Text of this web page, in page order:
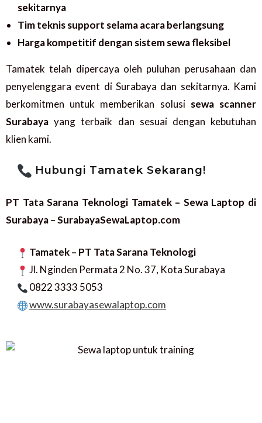
sekitarnya
Tim teknis support selama acara berlangsung
Harga kompetitif dengan sistem sewa fleksibel
Tamatek telah dipercaya oleh puluhan perusahaan dan
penyelenggara event di Surabaya dan sekitarnya. Kami
berkomitmen untuk memberikan solusi sewa scanner
Surabaya yang terbaik dan sesuai dengan kebutuhan
klien kami.
Hubungi Tamatek Sekarang!
PT Tata Sarana Teknologi Tamatek – Sewa Laptop di
Surabaya – SurabayaSewaLaptop.com
Tamatek – PT Tata Sarana Teknologi
Jl. Nginden Permata 2 No. 37, Kota Surabaya
0822 3333 5053
www.surabayasewalaptop.com